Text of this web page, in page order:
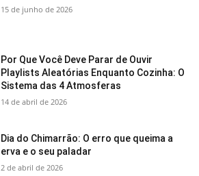
15 de junho de 2026
Por Que Você Deve Parar de Ouvir
Playlists Aleatórias Enquanto Cozinha: O
Sistema das 4 Atmosferas
14 de abril de 2026
Dia do Chimarrão: O erro que queima a
erva e o seu paladar
2 de abril de 2026